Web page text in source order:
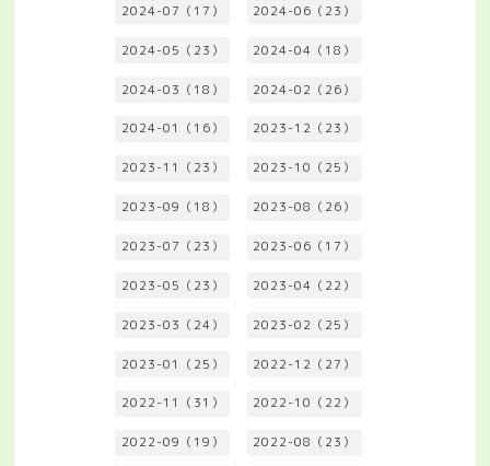
2024-07（17） 2024-06（23）
2024-05（23） 2024-04（18）
2024-03（18） 2024-02（26）
2024-01（16） 2023-12（23）
2023-11（23） 2023-10（25）
2023-09（18） 2023-08（26）
2023-07（23） 2023-06（17）
2023-05（23） 2023-04（22）
2023-03（24） 2023-02（25）
2023-01（25） 2022-12（27）
2022-11（31） 2022-10（22）
2022-09（19） 2022-08（23）